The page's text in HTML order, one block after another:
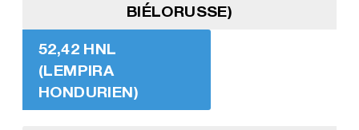
BIÉLORUSSE)
52,42 HNL
(LEMPIRA
HONDURIEN)